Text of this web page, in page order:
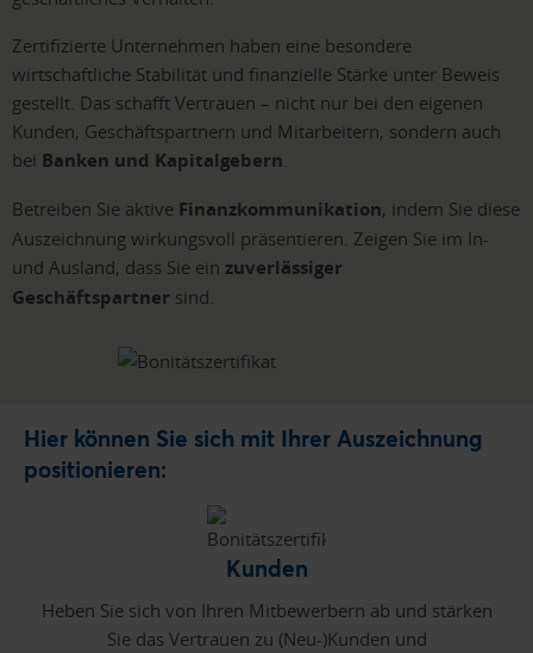
Zertifizierte Unternehmen haben eine besondere
wirtschaftliche Stabilität und finanzielle Stärke unter Beweis
gestellt. Das schafft Vertrauen – nicht nur bei den eigenen
Kunden, Geschäftspartnern und Mitarbeitern, sondern auch
bei Banken und Kapitalgebern
Betreiben Sie aktive Finanzkommunikation, indem Sie diese
Auszeichnung wirkungsvoll präsentieren. Zeigen Sie im In-
und Ausland, dass Sie ein zuverlässiger
Geschäftspartner sind.
Hier können Sie sich mit Ihrer Auszeichnung
positionieren:
Kunden
Heben Sie sich von Ihren Mitbewerbern ab und stärken
Sie das Vertrauen zu (Neu-)Kunden und